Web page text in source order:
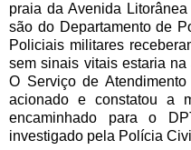
praia da Avenida
são do Departamento de
Policiais militares
sem sinais vitais estaria
O Serviço de
acionado e constatou a
encaminhado para o
investigado pela Polícia